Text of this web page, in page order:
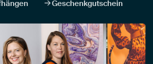
Geschenkgutschein